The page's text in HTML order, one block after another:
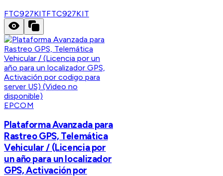
FTC927KITFTC927KIT
EPCOM
Plataforma Avanzada para
Rastreo GPS, Telemática
Vehicular / (Licencia por
un año para un localizador
GPS, Activación por